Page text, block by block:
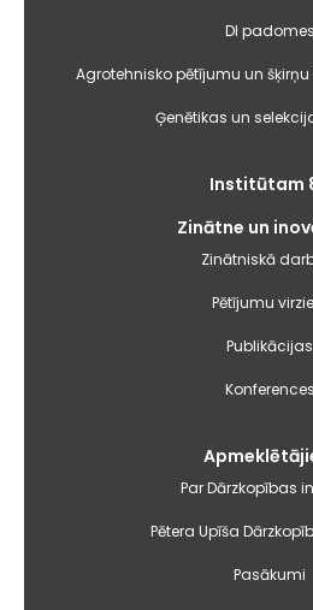
DI padomes
Agrotehnisko pētījumu un
Ģenētikas un
Institūtam
Zinātne un
Zinātniskā
Pētījumu
Publikācijas
Konferences
Par Dārzkopības
Pētera Upīša
Pasākumi